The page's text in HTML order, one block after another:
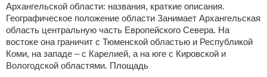
Архангельской области: названия, краткие описания.
Географическое положение области Занимает Архангельская
область центральную часть Европейского Севера. На
востоке она граничит с Тюменской областью и Республикой
Коми, на западе – с Карелией, а на юге с Кировской и
Вологодской областями. Площадь